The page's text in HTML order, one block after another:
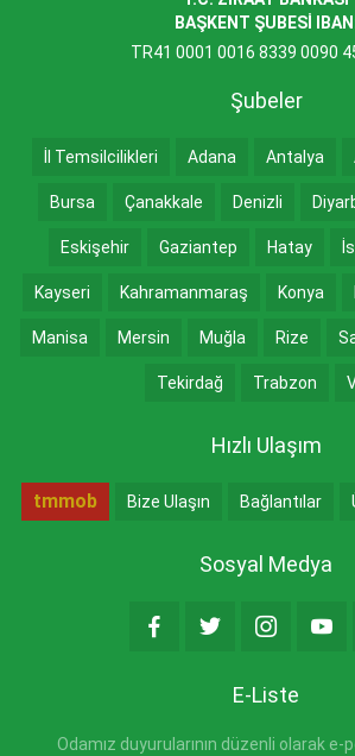
BAŞKENT ŞUBESİ
TR41 0001 0016 8339 0090
Şubeler
İl Temsilcilikleri Adana Antalya
Bursa Çanakkale Denizli
Eskişehir Gaziantep Hatay
Kayseri Kahramanmaraş Konya
Manisa Mersin Muğla Rize
Tekirdağ Trabzon
Hızlı Ulaşım
tmmob Bize Ulaşın Bağlantılar
Sosyal Medya
E-Liste
Odamız duyurularının düzenli olarak e-